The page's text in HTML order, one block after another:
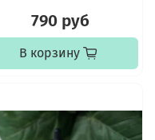
790 руб
В корзину